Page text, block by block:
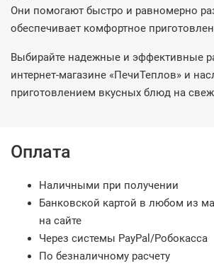
Они помогают быстро и равномерно
обеспечивает комфортное
Выбирайте надежные и эффективные
интернет-магазине «ПечиТеплов» и
приготовлением вкусных блюд на
Оплата
Наличными при получении
Банковской картой в любом из
на сайте
Через системы PayPal/Робокасса
По безналичному расчету